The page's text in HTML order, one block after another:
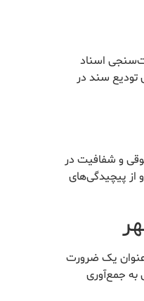
اسناد
تودیع سند در
و شفافیت در
از پیچیدگی‌های
عنوان یک ضرورت
به جمع‌آوری